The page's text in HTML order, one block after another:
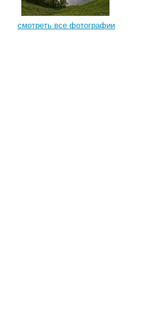
смотреть все фотографии